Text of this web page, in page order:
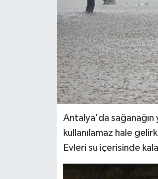
Antalya'da
kullanılamaz hale
Evleri su içerisinde